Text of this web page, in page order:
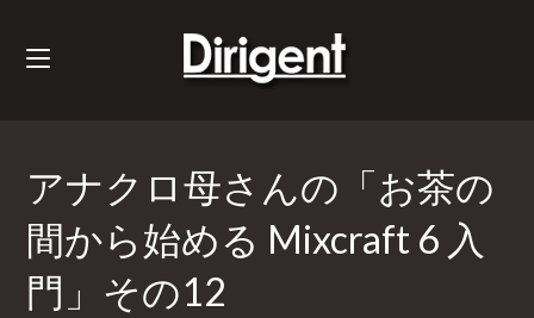
アナクロ母さんの「お茶の
間から始める Mixcraft 6 入
門」その12